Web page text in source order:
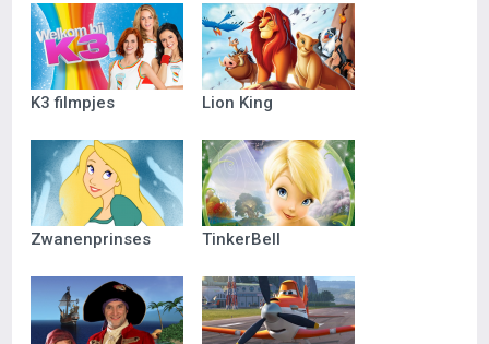
K3 filmpjes Lion King
Zwanenprinses TinkerBell